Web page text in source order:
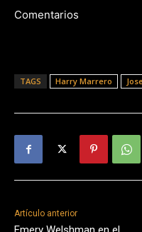
Comentarios
TAGS Harry Marrero
Artículo anterior